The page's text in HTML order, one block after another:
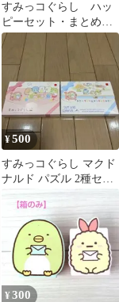
すみっコぐらし ハッ
ピーセット・まとめ売
り！
¥500
すみっコぐらし マクド
ナルド パズル 2種セッ
¥300